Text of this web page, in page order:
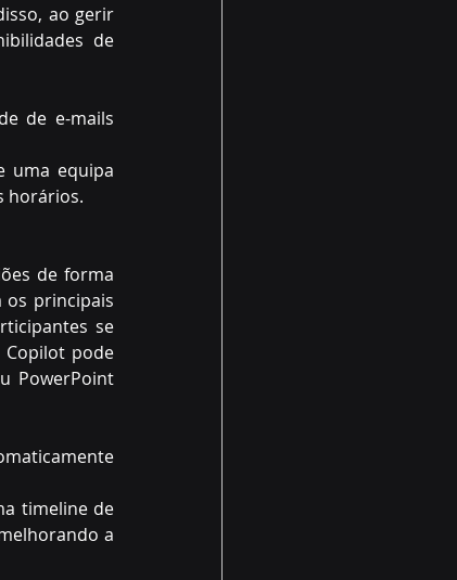
ao gerir
de
de e-mails
uma equipa
horários.
de forma
os principais
se
pode
PowerPoint
timeline de
a